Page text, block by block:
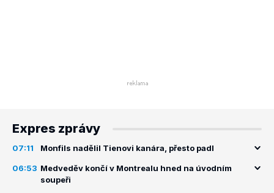
Expres zprávy
07:11 Monfils nadělil Tienovi kanára, přesto padl
06:53 Medveděv končí v Montrealu hned na úvodním
soupeři